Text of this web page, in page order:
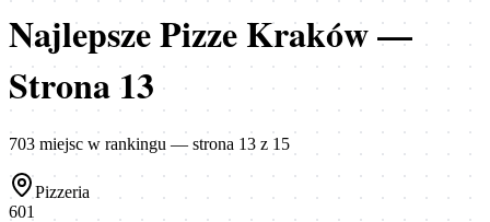
Najlepsze Pizze Kraków—
Strona13
703 miejsc w rankingu — strona 13 z 15
Pizzeria
601